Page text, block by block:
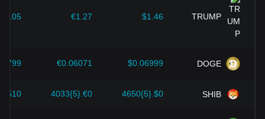
TRUMP
$1.46
€1.27
DOGE
$0.06999
€0.06071
SHIB
$0.{5}4650
€0.{5}4033